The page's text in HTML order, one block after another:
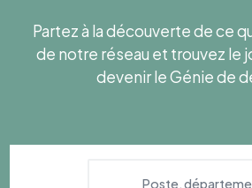
Partez à la découverte de ce
de notre réseau et trouvez le
devenir le Génie de